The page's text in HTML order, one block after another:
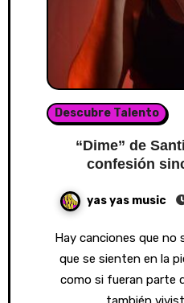
Descubre Talento
“Dime” de
confesión
yas yas music
Hay canciones que no solo se escuchan, sino
que se sienten en la
como si fueran parte